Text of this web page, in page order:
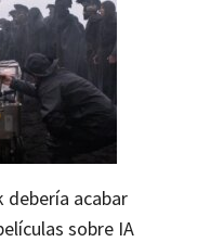
debería acabar
sobre IA